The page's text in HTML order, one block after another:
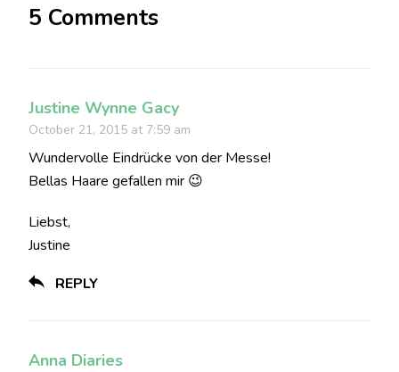
5 Comments
Justine Wynne Gacy
October 21, 2015 at 7:59 am
Wundervolle Eindrücke von der Messe!
Bellas Haare gefallen mir 😉
Liebst,
Justine
REPLY
Anna Diaries